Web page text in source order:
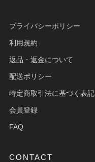
プライバシーポリシー
利用規約
返品・返金について
配送ポリシー
特定商取引法に基づく表記
会員登録
FAQ
CONTACT